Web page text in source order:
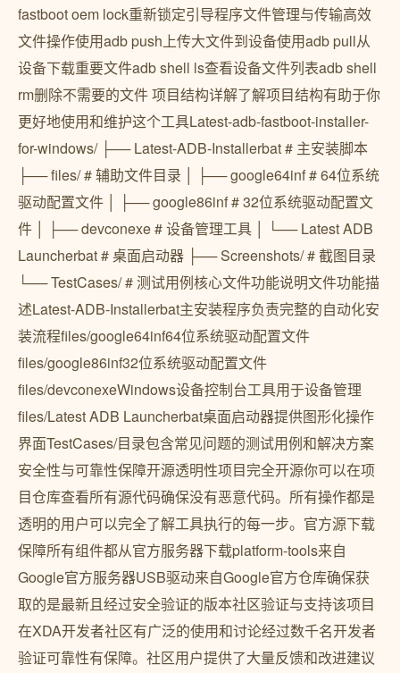
fastboot oem lock重新锁定引导程序文件管理与传输高效
文件操作使用adb push上传大文件到设备使用adb pull从
设备下载重要文件adb shell ls查看设备文件列表adb shell
rm删除不需要的文件 项目结构详解了解项目结构有助于你
更好地使用和维护这个工具Latest-adb-fastboot-installer-
for-windows/ ├── Latest-ADB-Installerbat # 主安装脚本
├── files/ # 辅助文件目录 │ ├── google64inf # 64位系统
驱动配置文件 │ ├── google86inf # 32位系统驱动配置文
件 │ ├── devconexe # 设备管理工具 │ └── Latest ADB
Launcherbat # 桌面启动器 ├── Screenshots/ # 截图目录
└── TestCases/ # 测试用例核心文件功能说明文件功能描
述Latest-ADB-Installerbat主安装程序负责完整的自动化安
装流程files/google64inf64位系统驱动配置文件
files/google86inf32位系统驱动配置文件
files/devconexeWindows设备控制台工具用于设备管理
files/Latest ADB Launcherbat桌面启动器提供图形化操作
界面TestCases/目录包含常见问题的测试用例和解决方案
安全性与可靠性保障开源透明性项目完全开源你可以在项
目仓库查看所有源代码确保没有恶意代码。所有操作都是
透明的用户可以完全了解工具执行的每一步。官方源下载
保障所有组件都从官方服务器下载platform-tools来自
Google官方服务器USB驱动来自Google官方仓库确保获
取的是最新且经过安全验证的版本社区验证与支持该项目
在XDA开发者社区有广泛的使用和讨论经过数千名开发者
验证可靠性有保障。社区用户提供了大量反馈和改进建议